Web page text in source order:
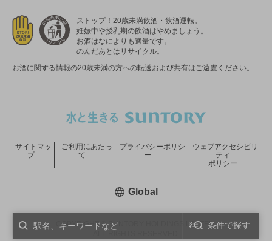
条件で探す
ストップ！20歳未満飲酒・飲酒運転。
妊娠中や授乳期の飲酒はやめましょう。
お酒はなによりも適量です。
のんだあとはリサイクル。
お酒に関する情報の20歳未満の方への転送および共有はご遠慮ください。
COPYRIGHT © SUNTORY HOLDINGS LIMITED.
サイトマッ
プ
ご利用にあたっ
て
プライバシーポリシ
ー
ウェブアクセシビリ
ティ
ポリシー
Global新しいウィンドウで開く